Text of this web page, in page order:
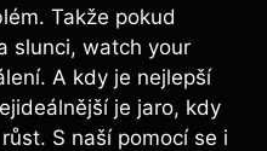
Takže‌ pokud
slunci, watch your
A kdy je nejlepší
je ⁤jaro, kdy
S naší pomocí se i